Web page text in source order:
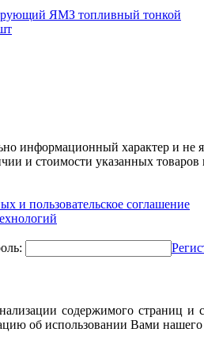
ЯМЗ топливный тонкой
информационный характер и не
и стоимости указанных
и пользовательское соглашение
содержимого страниц и
об использовании Вами нашего